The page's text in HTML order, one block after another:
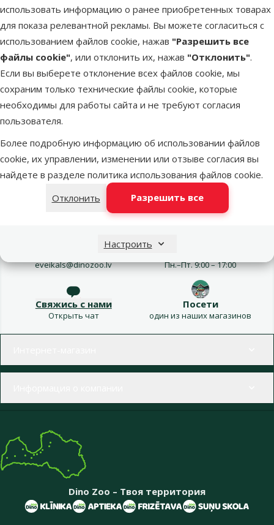
использовать информацию о ранее приобретенных товарах
для показа релевантной рекламы. Вы можете согласиться с
использованием файлов cookie, нажав "Разрешить все
файлы cookie", или отклонить их, нажав "Отклонить".
Если вы выберете отклонение всех файлов cookie, мы
сохраним только технические файлы cookie, которые
необходимы для работы сайта и не требуют согласия
пользователя.
Более подробную информацию об использовании файлов
cookie, их управлении, изменении или отзыве согласия вы
найдете в разделе политика использования файлов cookie.
Отклонить
Разрешить все
Настроить
Автоматическая
кормушка для
Оценка 0%
Цена
39,99 €
Бесплатная
доставка
В корзину
eveikals@dinozoo.lv Пн.–Пт. 9:00 – 17:00
Свяжись с нами
Открыть чат
Посети
один из наших магазинов
Dino Zoo – Твоя территория